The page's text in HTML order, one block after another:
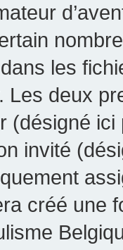
les
Les deux
(désigné
invité
créé une